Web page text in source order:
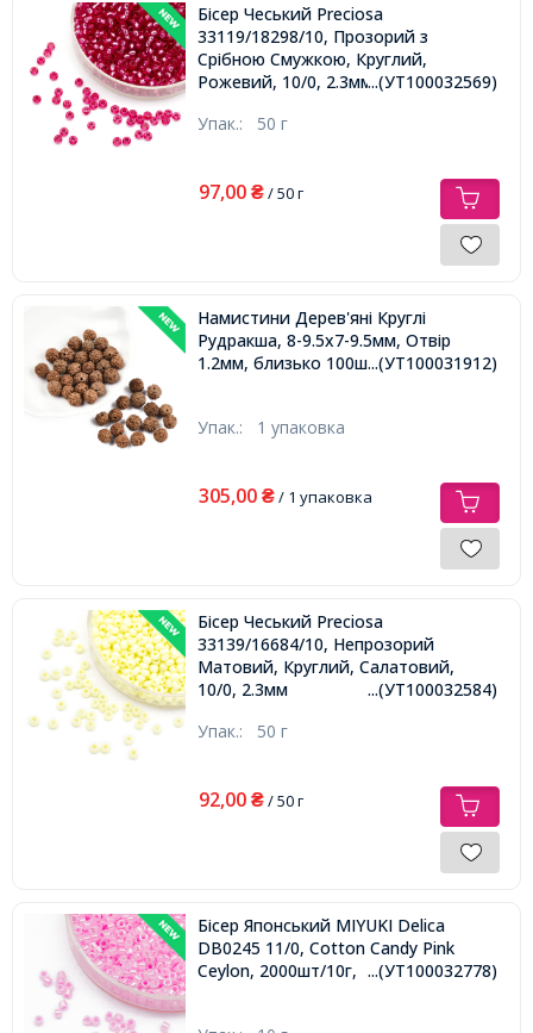
Бісер Чеський Preciosa
33119/18298/10, Прозорий з
Срібною Смужкою, Круглий,
Рожевий, 10/0, 2.3мм...(УТ100032569)
Упак.: 50 г
97,00 ₴/ 50 г
Намистини Дерев'яні Круглі
Рудракша, 8-9.5х7-9.5мм, Отвір
1.2мм, близько 100шт,...(УТ100031912)
Упак.: 1 упаковка
305,00 ₴/ 1 упаковка
Бісер Чеський Preciosa
33139/16684/10, Непрозорий
Матовий, Круглий, Салатовий,
10/0, 2.3мм
...(УТ100032584)
Упак.: 50 г
92,00 ₴/ 50 г
Бісер Японський MIYUKI Delica
DB0245 11/0, Cotton Candy Pink
Ceylon, 2000шт/10г, ...(УТ100032778)